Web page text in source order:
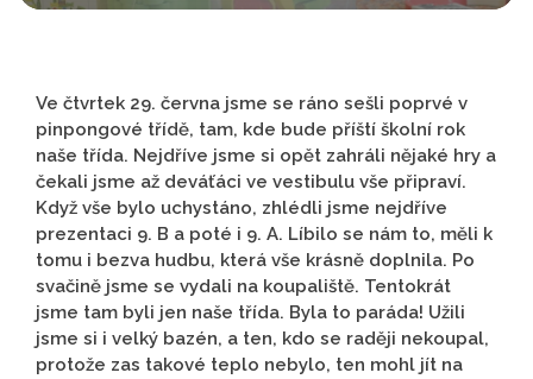
Ve čtvrtek 29. června jsme se ráno sešli poprvé v
pinpongové třídě, tam, kde bude příští školní rok
naše třída. Nejdříve jsme si opět zahráli nějaké hry a
čekali jsme až deváťáci ve vestibulu vše připraví.
Když vše bylo uchystáno, zhlédli jsme nejdříve
prezentaci 9. B a poté i 9. A. Líbilo se nám to, měli k
tomu i bezva hudbu, která vše krásně doplnila. Po
svačině jsme se vydali na koupaliště. Tentokrát
jsme tam byli jen naše třída. Byla to paráda! Užili
jsme si i velký bazén, a ten, kdo se raději nekoupal,
protože zas takové teplo nebylo, ten mohl jít na